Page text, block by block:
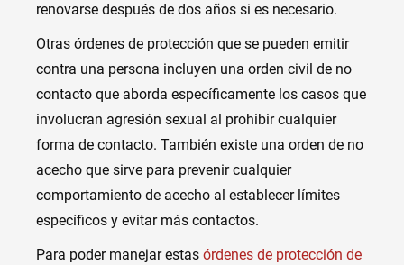
renovarse después de dos años si es necesario.
Otras órdenes de protección que se pueden emitir
contra una persona incluyen una orden civil de no
contacto que aborda específicamente los casos que
involucran agresión sexual al prohibir cualquier
forma de contacto. También existe una orden de no
acecho que sirve para prevenir cualquier
comportamiento de acecho al establecer límites
específicos y evitar más contactos.
Para poder manejar estas órdenes de protección de